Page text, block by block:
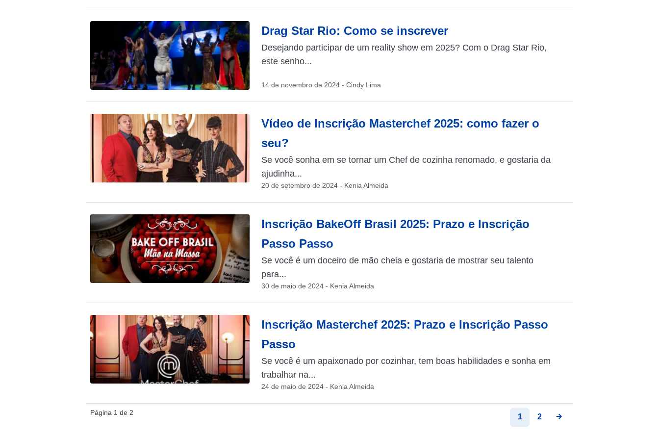
Drag Star Rio: Como se inscrever
Desejando participar de um reality show em 2025? Com o Drag Star Rio,
este senho...
14 de novembro de 2024 - Cindy Lima
Vídeo de Inscrição Masterchef 2025: como fazer o
seu?
Se você sonha em se tornar um Chef de cozinha renomado, e gostaria da
ajudinha...
20 de setembro de 2024 - Kenia Almeida
Inscrição BakeOff Brasil 2025: Prazo e Inscrição
Passo Passo
Se você é um doceiro de mão cheia e gostaria de mostrar seu talento
para...
30 de maio de 2024 - Kenia Almeida
Inscrição Masterchef 2025: Prazo e Inscrição Passo
Passo
Se você é um apaixonado por cozinhar, tem boas habilidades e sonha em
trabalhar na...
24 de maio de 2024 - Kenia Almeida
Página 1 de 2 1 2